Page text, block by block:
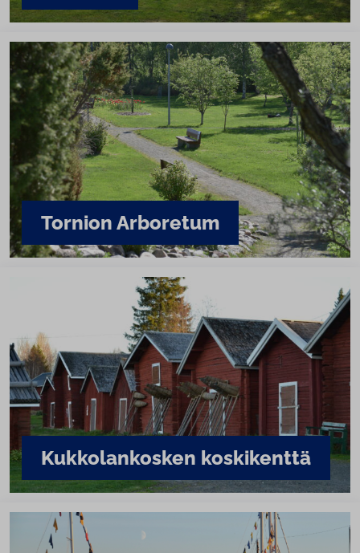
Tornion Arboretum
Kuk­ko­lan­kos­ken koskikenttä